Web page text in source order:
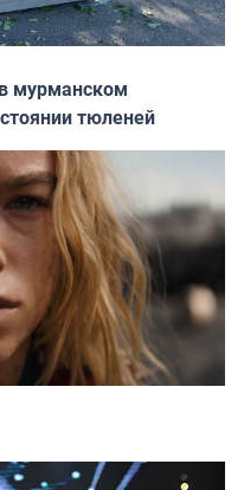
мурманском
тюленей